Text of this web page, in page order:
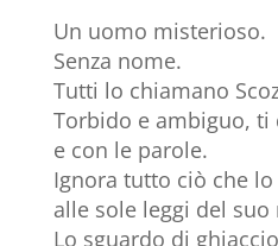
Un uomo misterioso.
Senza nome.
Tutti lo chiamano
Torbido e ambiguo, ti
e con le parole.
Ignora tutto ciò che
alle sole leggi del suo
Lo sguardo di